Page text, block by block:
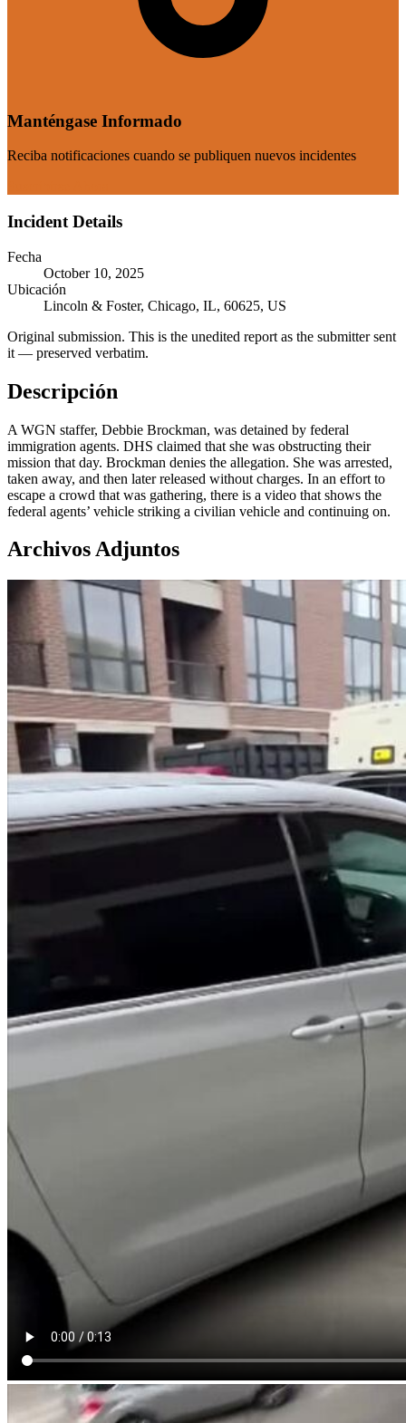
Manténgase Informado
Reciba notificaciones cuando se publiquen nuevos incidentes
Incident Details
Fecha
October 10, 2025
Ubicación
Lincoln & Foster, Chicago, IL, 60625, US
Original submission. This is the unedited report as the submitter sent
it — preserved verbatim.
Descripción
A WGN staffer, Debbie Brockman, was detained by federal
immigration agents. DHS claimed that she was obstructing their
mission that day. Brockman denies the allegation. She was arrested,
taken away, and then later released without charges. In an effort to
escape a crowd that was gathering, there is a video that shows the
federal agents’ vehicle striking a civilian vehicle and continuing on.
Archivos Adjuntos